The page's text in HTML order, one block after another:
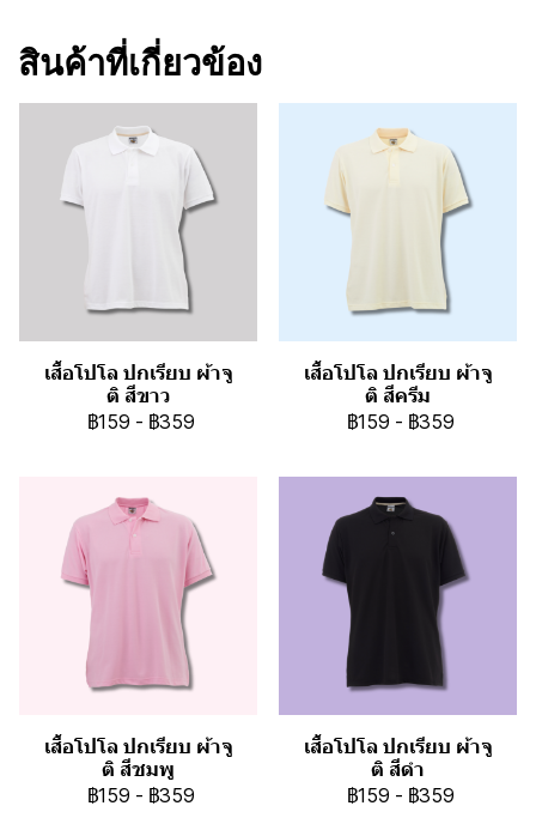
สินค้าที่เกี่ยวข้อง
เสื้อโปโล ปกเรียบ ผ้าจู
ติ สีขาว
฿159 - ฿359
เสื้อโปโล ปกเรียบ ผ้าจู
ติ สีครีม
฿159 - ฿359
เสื้อโปโล ปกเรียบ ผ้าจู
ติ สีชมพู
฿159 - ฿359
เสื้อโปโล ปกเรียบ ผ้าจู
ติ สีดำ
฿159 - ฿359